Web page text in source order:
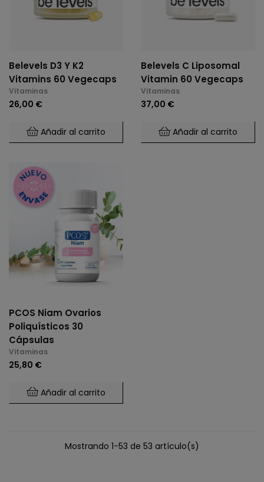
Belevels D3 Y K2
Vitamins 60 Vegecaps
Vitaminas
26,00 €
Añadir al carrito
Belevels C Liposomal
Vitamin 60 Vegecaps
Vitaminas
37,00 €
Añadir al carrito
PCOS Niam Ovarios
Poliquísticos 30
Cápsulas
Vitaminas
25,80 €
Añadir al carrito
Mostrando 1-53 de 53 artículo(s)